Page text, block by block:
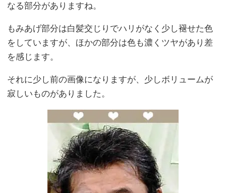
なる部分がありますね。
もみあげ部分は白髪交じりでハリがなく少し褪せた色
をしていますが、ほかの部分は色も濃くツヤがあり差
を感じます。
それに少し前の画像になりますが、少しボリュームが
寂しいものがありました。